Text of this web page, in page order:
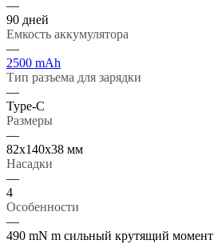
—
90 дней
Емкость аккумулятора
—
2500 mAh
Тип разъема для зарядки
—
Type-C
Размеры
—
82х140х38 мм
Насадки
—
4
Особенности
—
490 mN m сильный крутящий момент